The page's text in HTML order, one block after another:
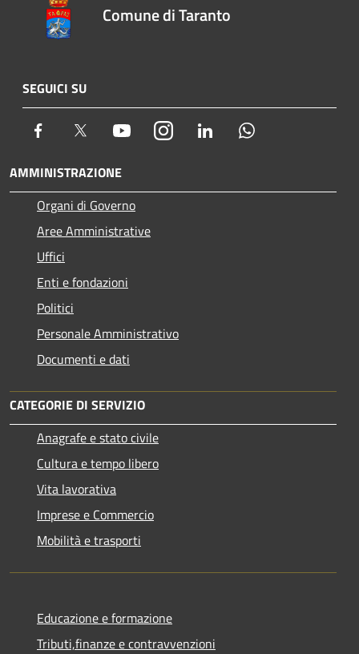
Comune di Taranto
SEGUICI SU
Facebook Twitter YoutubeInstagram LinkedIn
AMMINISTRAZIONE
Organi di Governo
Aree Amministrative
Uffici
Enti e fondazioni
Politici
Personale Amministrativo
Documenti e dati
CATEGORIE DI SERVIZIO
Anagrafe e stato civile
Cultura e tempo libero
Vita lavorativa
Imprese e Commercio
Mobilità e trasporti
Educazione e formazione
Tributi,finanze e contravvenzioni